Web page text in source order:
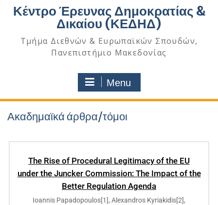
Κέντρο Έρευνας Δημοκρατίας &
Δικαίου (ΚΕΔΗΔ)
Τμήμα Διεθνών & Ευρωπαϊκών Σπουδών,
Πανεπιστήμιο Μακεδονίας
Menu
Ακαδημαϊκά άρθρα/τόμοι
The Rise of Procedural Legitimacy of the EU
under the Juncker Commission: The Impact of the
Better Regulation Agenda
Ioannis Papadopoulos[1], Alexandros Kyriakidis[2],